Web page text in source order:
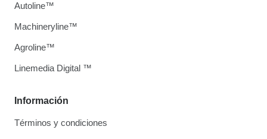
Información
Términos y condiciones
Autoline™
Machineryline™
Agroline™
Linemedia Digital ™